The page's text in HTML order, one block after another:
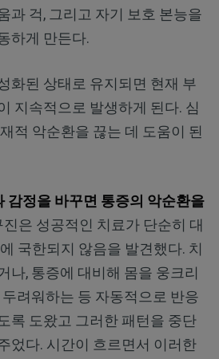
과 걱, 그리고 자기 보호 본능을
하게 만든다.
화된 상태로 유지되면 현재 부
지속적으로 발생하게 된다. 심
적 악순환을 끊는 데 도움이 된
감정을 바꾸면 통증의 악순환을
진은 성공적인 치료가 단순히 대
국한되지 않음을 발견했다. 치
나, 통증에 대비해 몸을 웅크리
려워하는 등 자동적으로 반응
록 도왔고 그러한 패턴을 중단
었다. 시간이 흐르면서 이러한